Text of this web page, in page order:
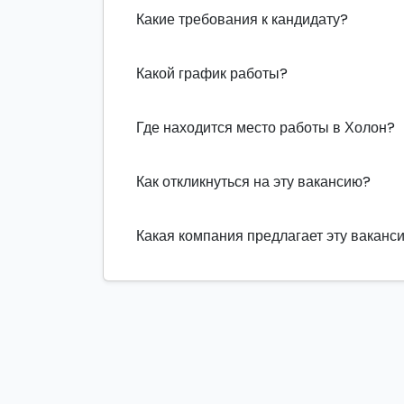
Какие требования к кандидату?
Какой график работы?
Где находится место работы в Холон?
Как откликнуться на эту вакансию?
Какая компания предлагает эту